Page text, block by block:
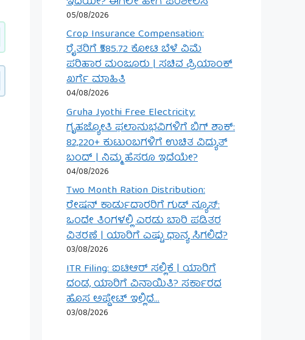
05/08/2026
Crop Insurance Compensation:
ರೈತರಿಗೆ ₹585.72 ಕೋಟಿ ಬೆಳೆ ವಿಮೆ
ಪರಿಹಾರ ಮಂಜೂರು | ಸಚಿವ ಪ್ರಿಯಾಂಕ್
ಖರ್ಗೆ ಮಾಹಿತಿ
04/08/2026
Gruha Jyothi Free Electricity:
ಗೃಹಜ್ಯೋತಿ ಫಲಾನುಭವಿಗಳಿಗೆ ಬಿಗ್ ಶಾಕ್:
82,220+ ಕುಟುಂಬಗಳಿಗೆ ಉಚಿತ ವಿದ್ಯುತ್
ಬಂದ್ | ನಿಮ್ಮ ಹೆಸರೂ ಇದೆಯೇ?
04/08/2026
Two Month Ration Distribution:
ರೇಷನ್ ಕಾರ್ಡುದಾರರಿಗೆ ಗುಡ್ ನ್ಯೂಸ್:
ಒಂದೇ ತಿಂಗಳಲ್ಲಿ ಎರಡು ಬಾರಿ ಪಡಿತರ
ವಿತರಣೆ | ಯಾರಿಗೆ ಎಷ್ಟು ಧಾನ್ಯ ಸಿಗಲಿದೆ?
03/08/2026
ITR Filing: ಐಟಿಆರ್ ಸಲ್ಲಿಕೆ | ಯಾರಿಗೆ
ದಂಡ, ಯಾರಿಗೆ ವಿನಾಯಿತಿ? ಸರ್ಕಾರದ
ಹೊಸ ಅಪ್ಡೇಟ್ ಇಲ್ಲಿದೆ…
03/08/2026